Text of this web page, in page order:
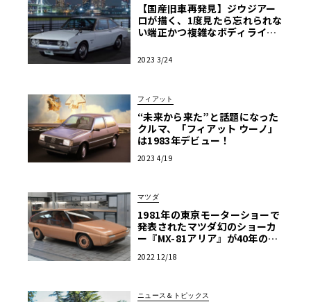
【国産旧車再発見】ジウジアー
ロが描く、1度見たら忘れられな
い端正かつ複雑なボディライン
2023 3/24
フィアット
“未来から来た”と話題になった
クルマ、「フィアット ウーノ」
は1983年デビュー！
2023 4/19
マツダ
1981年の東京モーターショーで
発表されたマツダ幻のショーカ
ー『MX-81アリア』が40年の時
な物語とは――？
2022 12/18
ニュース＆トピックス